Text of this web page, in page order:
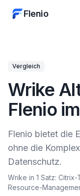
Flenio
Vergleich
Wrike
Flenio
Flenio bietet die
ohne die
Datenschutz.
Wrike in 1 Satz:
Resource-